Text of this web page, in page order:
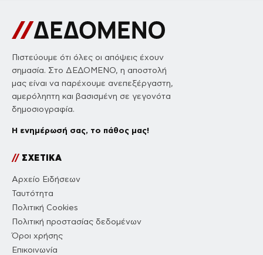
Πιστεύουμε ότι όλες οι απόψεις έχουν
σημασία. Στο ΔΕΔΟΜΕΝΟ, η αποστολή
μας είναι να παρέχουμε ανεπεξέργαστη,
αμερόληπτη και βασισμένη σε γεγονότα
δημοσιογραφία.
Η ενημέρωσή σας, το πάθος μας!
//ΣΧΕΤΙΚΑ
Αρχείο Ειδήσεων
Ταυτότητα
Πολιτική Cookies
Πολιτική προστασίας δεδομένων
Όροι χρήσης
Επικοινωνία